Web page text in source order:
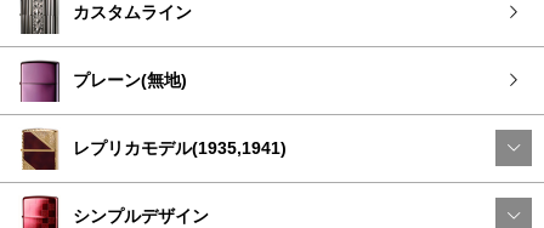
カスタムライン
プレーン(無地)
レプリカモデル(1935,1941)
シンプルデザイン